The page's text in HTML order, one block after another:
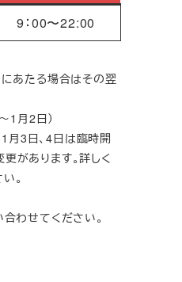
9：00〜22:00
にあたる場合はその翌
1月2日）
月3日、4日は臨時開
があります。詳しく
。
わせてください。